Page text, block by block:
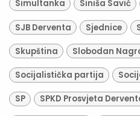
Simultanka Siniša Savić
SJB Derventa Sjednice
Skupština Slobodan
Socijalistička partija
SP SPKD Prosvjeta